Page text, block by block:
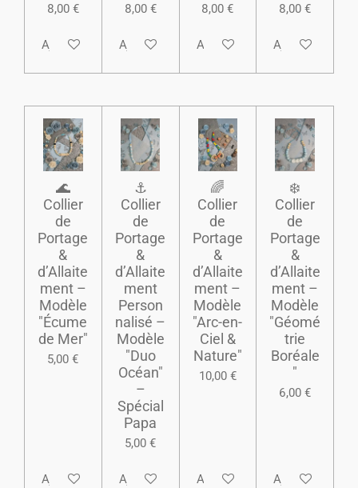
8,00 €
Ajouter au panier
8,00 €
Ajouter au panier
8,00 €
Ajouter au panier
8,00 €
Ajouter au
​🌊
Collier
de
Portage
&
d’Allaite
ment –
Modèle
"Écume
de Mer"
5,00 €
Ajouter au panier
​⚓
Collier
de
Portage
&
d’Allaite
ment
Person
nalisé –
Modèle
"Duo
Océan"
–
Spécial
Papa
5,00 €
Ajouter au panier
​🌈
Collier
de
Portage
&
d’Allaite
ment –
Modèle
"Arc-en-
Ciel &
Nature"
10,00 €
Ajouter au panier
​❄️
Collier
de
Portage
&
d’Allaite
ment –
Modèle
"Géomé
trie
Boréale
"
6,00 €
Ajouter au